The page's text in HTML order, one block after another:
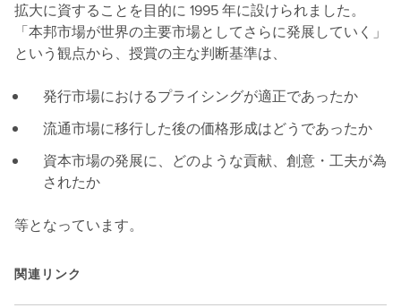
拡大に資することを目的に 1995 年に設けられました。
「本邦市場が世界の主要市場としてさらに発展していく」
という観点から、授賞の主な判断基準は、
発行市場におけるプライシングが適正であったか
流通市場に移行した後の価格形成はどうであったか
資本市場の発展に、どのような貢献、創意・工夫が為
されたか
等となっています。
関連リンク